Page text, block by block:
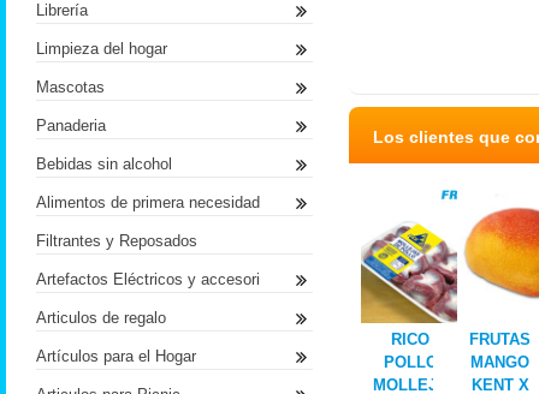
Los clientes que
RICO
POLLO
MOLLEJA
FRUTAS
MANGO
KENT X
Librería
Limpieza del hogar
Mascotas
Panaderia
Bebidas sin alcohol
Alimentos de primera necesidad
Filtrantes y Reposados
Artefactos Eléctricos y accesori
Articulos de regalo
Artículos para el Hogar